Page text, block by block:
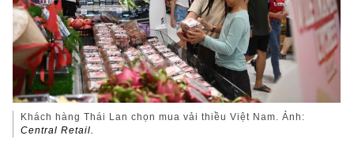
Khách hàng Thái Lan chọn mua vải thiều Việt Nam. Ảnh:
Central Retail.